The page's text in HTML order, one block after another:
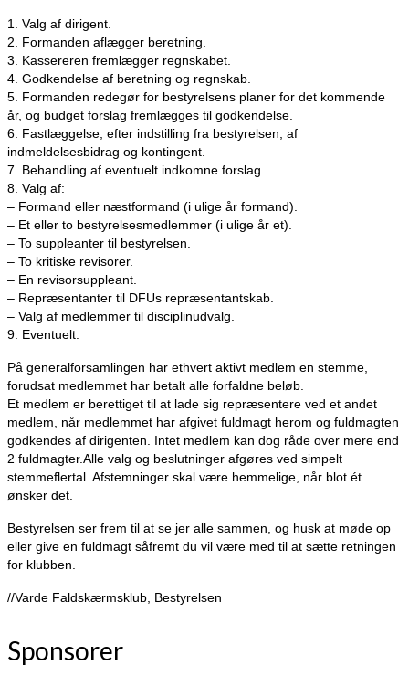
1. Valg af dirigent.
2. Formanden aflægger beretning.
3. Kassereren fremlægger regnskabet.
4. Godkendelse af beretning og regnskab.
5. Formanden redegør for bestyrelsens planer for det kommende
år, og budget forslag fremlægges til godkendelse.
6. Fastlæggelse, efter indstilling fra bestyrelsen, af
indmeldelsesbidrag og kontingent.
7. Behandling af eventuelt indkomne forslag.
8. Valg af:
– Formand eller næstformand (i ulige år formand).
– Et eller to bestyrelsesmedlemmer (i ulige år et).
– To suppleanter til bestyrelsen.
– To kritiske revisorer.
– En revisorsuppleant.
– Repræsentanter til DFUs repræsentantskab.
– Valg af medlemmer til disciplinudvalg.
9. Eventuelt.
På generalforsamlingen har ethvert aktivt medlem en stemme,
forudsat medlemmet har betalt alle forfaldne beløb.
Et medlem er berettiget til at lade sig repræsentere ved et andet
medlem, når medlemmet har afgivet fuldmagt herom og fuldmagten
godkendes af dirigenten. Intet medlem kan dog råde over mere end
2 fuldmagter.Alle valg og beslutninger afgøres ved simpelt
stemmeflertal. Afstemninger skal være hemmelige, når blot ét
ønsker det.
Bestyrelsen ser frem til at se jer alle sammen, og husk at møde op
eller give en fuldmagt såfremt du vil være med til at sætte retningen
for klubben.
//Varde Faldskærmsklub, Bestyrelsen
Sponsorer